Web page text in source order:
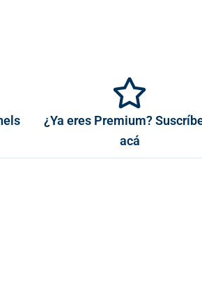
¿Ya eres Premium?
acá